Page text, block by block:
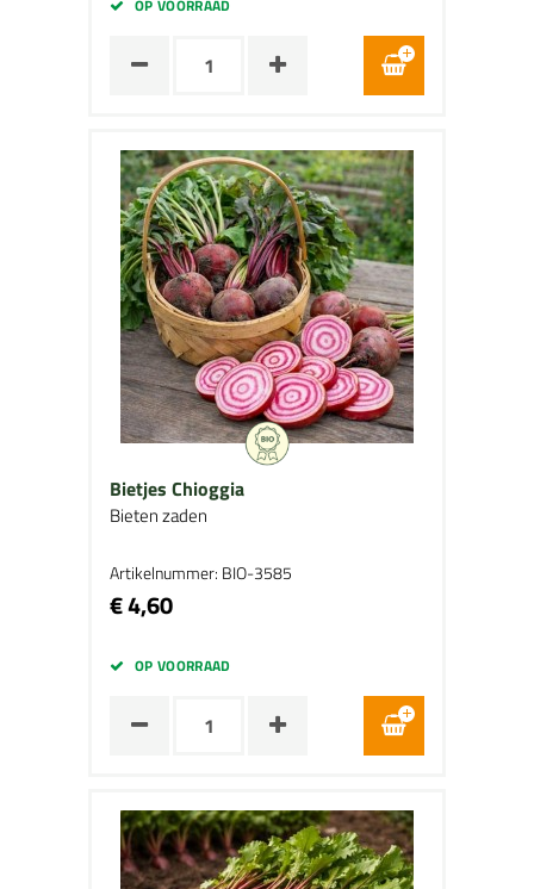
OP VOORRAAD
Bietjes Chioggia
Bieten zaden
Artikelnummer: BIO-3585
€ 4,60
OP VOORRAAD